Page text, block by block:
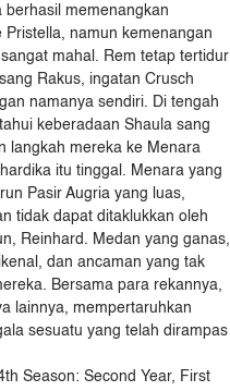
berhasil memenangkan
namun kemenangan
mahal. Rem tetap tertidur
Rakus, ingatan Crusch
namanya sendiri. Di tengah
keberadaan Shaula sang
langkah mereka ke Menara
itu tinggal. Menara yang
Pasir Augria yang luas,
tidak dapat ditaklukkan oleh
Reinhard. Medan yang ganas,
dan ancaman yang tak
Bersama para rekannya,
lainnya, mempertaruhkan
sesuatu yang telah dirampas
Season: Second Year, First